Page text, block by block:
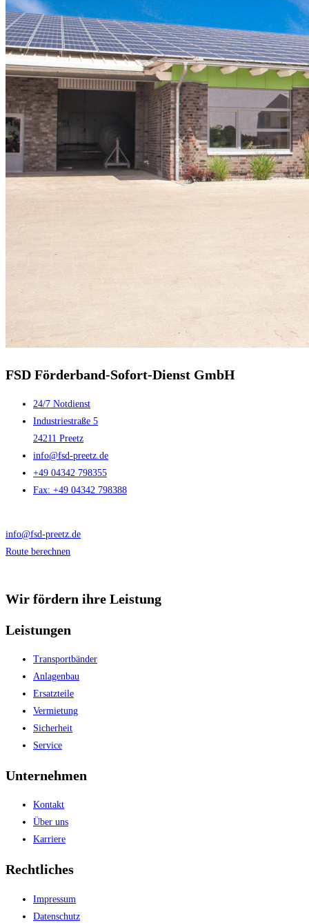
FSD Förderband-Sofort-Dienst GmbH
24/7 Notdienst
Industriestraße 5
24211 Preetz
info@fsd-preetz.de
+49 04342 798355
Fax: +49 04342 798388
info@fsd-preetz.de
Route berechnen
Wir fördern ihre Leistung
Leistungen
Transportbänder
Anlagenbau
Ersatzteile
Vermietung
Sicherheit
Service
Unternehmen
Kontakt
Über uns
Karriere
Rechtliches
Impressum
Datenschutz